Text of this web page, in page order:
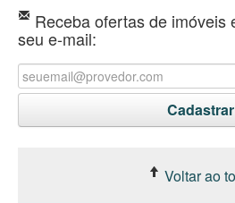
Receba ofertas de imóveis
seu e-mail:
Voltar ao